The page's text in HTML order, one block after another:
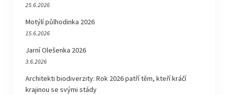
25.6.2026
Motýlí půlhodinka 2026
15.6.2026
Jarní Olešenka 2026
3.6.2026
Architekti biodiverzity: Rok 2026 patří těm, kteří kráčí
krajinou se svými stády